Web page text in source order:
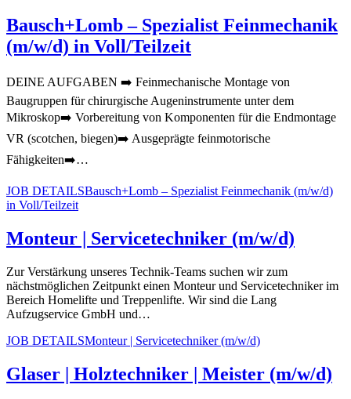
Bausch+Lomb – Spezialist Feinmechanik
(m/w/d) in Voll/Teilzeit
DEINE AUFGABEN ➡️ Feinmechanische Montage von
Baugruppen für chirurgische Augeninstrumente unter dem
Mikroskop➡️ Vorbereitung von Komponenten für die Endmontage
VR (scotchen, biegen)➡️ Ausgeprägte feinmotorische
Fähigkeiten➡️…
JOB DETAILSBausch+Lomb – Spezialist Feinmechanik (m/w/d)
in Voll/Teilzeit
Monteur | Servicetechniker (m/w/d)
Zur Verstärkung unseres Technik-Teams suchen wir zum
nächstmöglichen Zeitpunkt einen Monteur und Servicetechniker im
Bereich Homelifte und Treppenlifte. Wir sind die Lang
Aufzugservice GmbH und…
JOB DETAILSMonteur | Servicetechniker (m/w/d)
Glaser | Holztechniker | Meister (m/w/d)